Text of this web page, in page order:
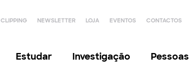
CLIPPING NEWSLETTER LOJA EVENTOS CONTACTOS
Estudar Investigação Pessoas